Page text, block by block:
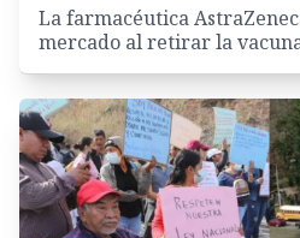
La farmacéutica
mercado al retirar la